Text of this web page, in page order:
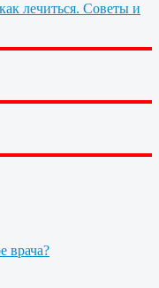
лечиться. Советы и
врача?